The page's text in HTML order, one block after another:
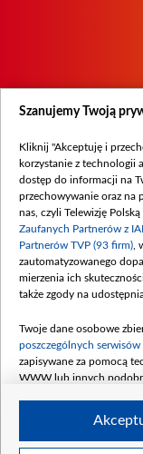
Szanujemy Twoją
Kliknij "Akceptuję i
korzystanie z technologii
dostęp do informacji na
przechowywanie oraz na
nas, czyli Telewizję
Zaufanych Partnerów z
Partnerów TVP (93 firm) ,
zautomatyzowanego
mierzenia ich
także zgody na
Twoje dane osobowe
poszczególnych serwisów
zapisywane za pomocą
WWW lub innych